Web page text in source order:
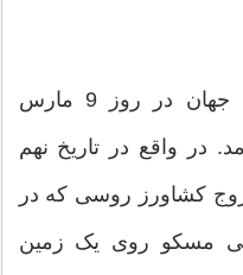
یوری گاگارین، اولین فضانورد جهان در روز 9 مارس
آمد. در واقع در تاریخ نهم
یک زوج کشاورز روسی که در
مسکو روی یک زمین